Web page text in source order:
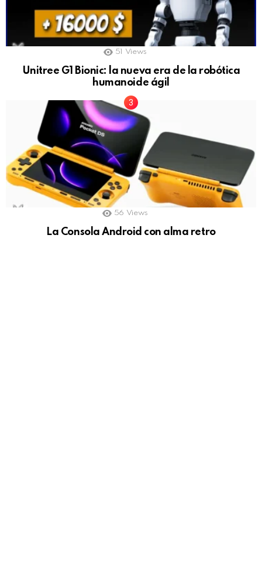
51 Views
Unitree G1 Bionic: la nueva era de la robótica
humanoide ágil
56 Views
La Consola Android con alma retro